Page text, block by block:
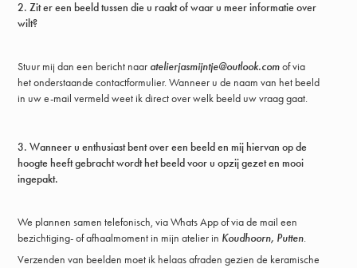
2. Zit er een beeld tussen die u raakt of waar u meer informatie over
wilt?
Stuur mij dan een bericht naar atelierjasmijntje@outlook.comof via
het onderstaande contactformulier. Wanneer u de naam van het beeld
in uw e-mail vermeld weet ik direct over welk beeld uw vraag gaat.
3. Wanneer u enthusiast bent over een beeld en mij hiervan op de
hoogte heeft gebracht wordt het beeld voor u opzij gezet en mooi
ingepakt.
We plannen samen telefonisch, via Whats App of via de mail een
bezichtiging- of afhaalmoment in mijn atelier in Koudhoorn, Putten.
Verzenden van beelden moet ik helaas afraden gezien de keramische